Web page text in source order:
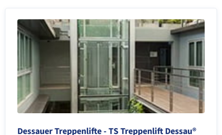
Dessauer Treppenlifte - TS Treppenlift Dessau®